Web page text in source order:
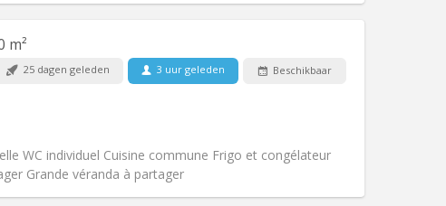
m²
25 dagen geleden 3 uur geleden Beschikbaar
WC individuel Cuisine commune Frigo et congélateur
Grande véranda à partager
Andere
Huisdieren:Nee